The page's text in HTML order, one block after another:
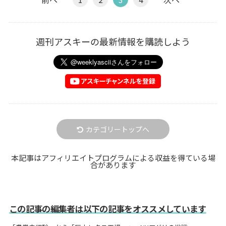
週刊アスキーの最新情報を購読しよう
カテゴリートップへ
本記事はアフィリエイトプログラムによる収益を得ている場
合があります
この記事の編集者は以下の記事をオススメしています